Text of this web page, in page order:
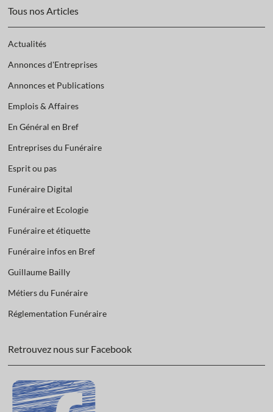
Tous nos Articles
Actualités
Annonces d'Entreprises
Annonces et Publications
Emplois & Affaires
En Général en Bref
Entreprises du Funéraire
Esprit ou pas
Funéraire Digital
Funéraire et Ecologie
Funéraire et étiquette
Funéraire infos en Bref
Guillaume Bailly
Métiers du Funéraire
Réglementation Funéraire
Retrouvez nous sur Facebook